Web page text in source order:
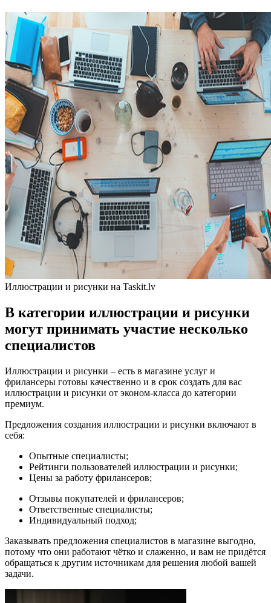
Иллюстрации и рисунки на Taskit.lv
В категории иллюстрации и рисунки
могут принимать участие несколько
специалистов
Иллюстрации и рисунки – есть в магазине услуг и
фрилансеры готовы качественно и в срок создать для вас
иллюстрации и рисунки от эконом-класса до категории
премиум.
Предложения создания иллюстрации и рисунки включают в
себя:
Опытные специалисты;
Рейтинги пользователей иллюстрации и рисунки;
Цены за работу фрилансеров;
Отзывы покупателей и фрилансеров;
Ответственные специалисты;
Индивидуальный подход;
Заказывать предложения специалистов в магазине выгодно,
потому что они работают чётко и слаженно, и вам не придётся
обращаться к другим источникам для решения любой вашей
задачи.